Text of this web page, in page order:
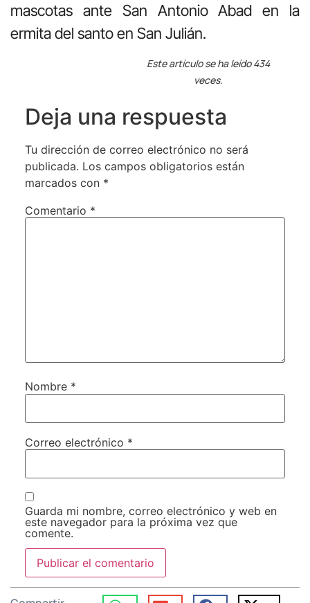
mascotas ante San Antonio Abad en la
ermita del santo en San Julián.
Este artículo se ha leído 434
veces.
Deja una respuesta
Tu dirección de correo electrónico no será
publicada. Los campos obligatorios están
marcados con *
Comentario *
Nombre *
Correo electrónico *
Guarda mi nombre, correo electrónico y web en
este navegador para la próxima vez que
comente.